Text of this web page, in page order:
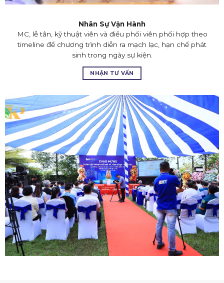
Nhân Sự Vận Hành
MC, lễ tân, kỹ thuật viên và điều phối viên phối hợp theo
timeline để chương trình diễn ra mạch lạc, hạn chế phát
sinh trong ngày sự kiện.
NHẬN TƯ VẤN